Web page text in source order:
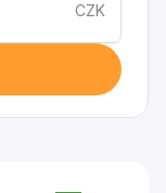
CZK